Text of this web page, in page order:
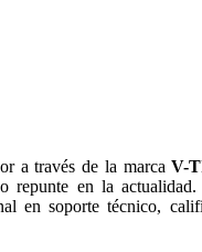
a través de la marcaV-
en la
en soporte técnico,